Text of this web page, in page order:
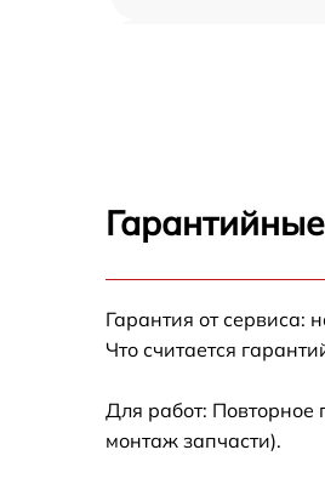
Замена системы
Гарантия от
Что считается
Для работ: Повторное
монтаж запчасти).